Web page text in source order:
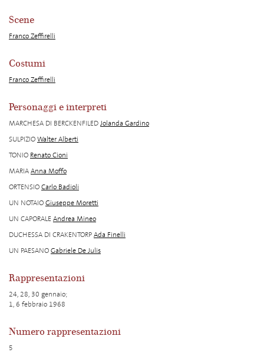
Scene
Franco Zeffirelli
Costumi
Franco Zeffirelli
Personaggi e interpreti
MARCHESA DI BERCKENFILEDJolanda Gardino
SULPIZIOWalter Alberti
TONIO Renato Cioni
MARIAAnna Moffo
ORTENSIOCarlo Badioli
UN NOTAIOGiuseppe Moretti
UN CAPORALEAndrea Mineo
DUCHESSA DI CRAKENTORPAda Finelli
UN PAESANOGabriele De Julis
Rappresentazioni
24, 28, 30 gennaio;
1, 6 febbraio 1968
Numero rappresentazioni
5